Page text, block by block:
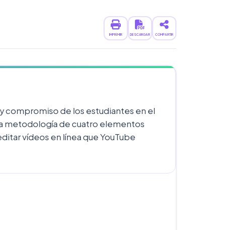
IMPRIMIR DESCARGAR COMPARTIR
compromiso de los estudiantes en el
metodología de cuatro elementos
vídeos en línea que YouTube